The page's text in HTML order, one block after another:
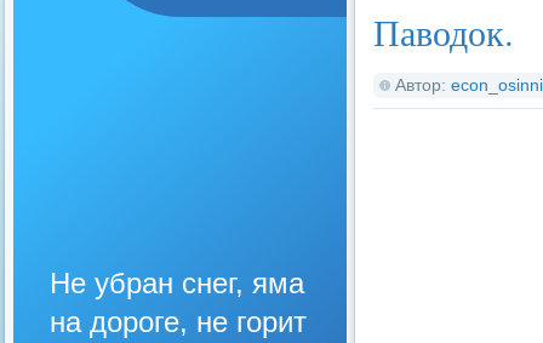
Паводок.
Автор:
Не убран снег, яма
на дороге, не горит